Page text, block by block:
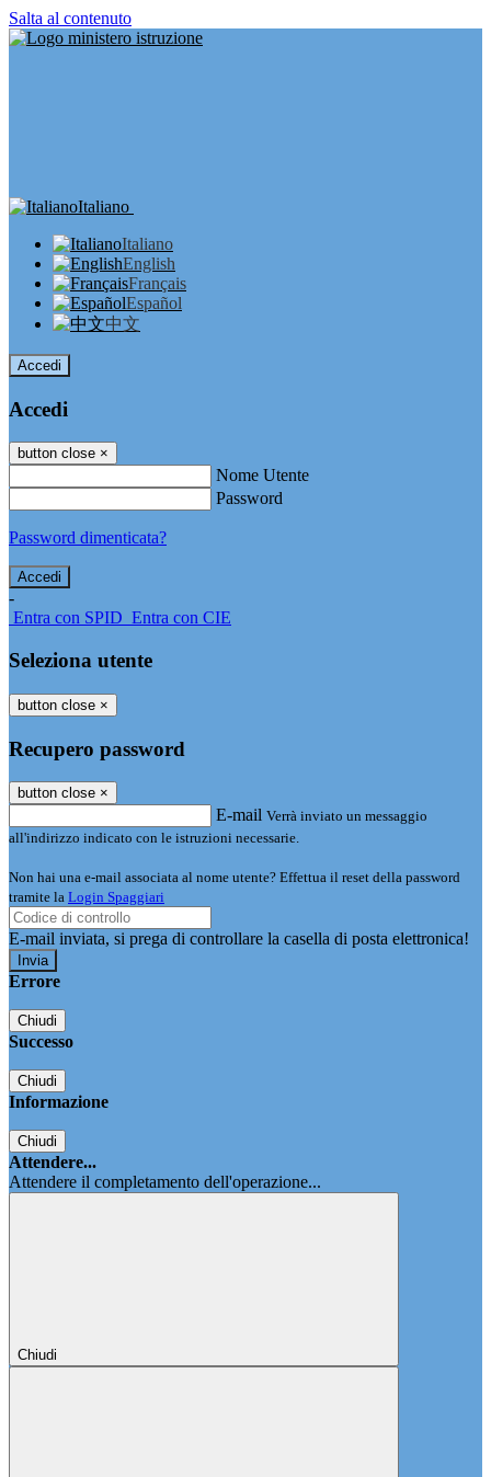
Salta al contenuto
Italiano
Italiano
English
Français
Español
中文
Accedi
Accedi
button close ×
Nome Utente
Password
Password dimenticata?
-
Entra con SPID Entra con CIE
Seleziona utente
button close ×
Recupero password
button close ×
E-mail Verrà inviato un messaggio
all'indirizzo indicato con le istruzioni necessarie.
Non hai una e-mail associata al nome utente? Effettua il reset della password
tramite la Login Spaggiari
E-mail inviata, si prega di controllare la casella di posta elettronica!
Errore
Chiudi
Successo
Chiudi
Informazione
Chiudi
Attendere...
Attendere il completamento dell'operazione...
Chiudi